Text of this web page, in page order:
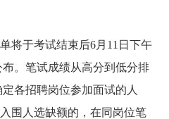
将于考试结束后6月11日下午
。笔试成绩从高分到低分排
各招聘岗位参加面试的人
围人选缺额的，在同岗位笔